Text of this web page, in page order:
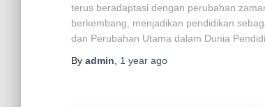
terus beradaptasi dengan perubahan
berkembang, menjadikan pendidikan
dan Perubahan Utama dalam Dunia
By admin 1 year ago